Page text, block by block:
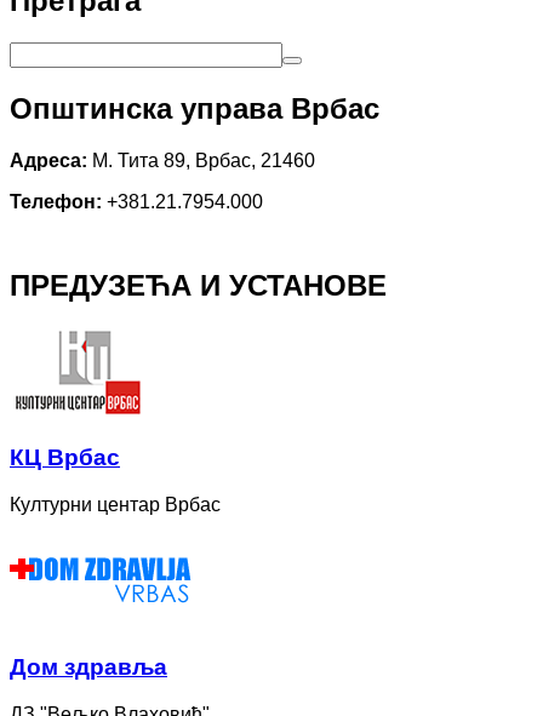
Општинска управа Врбас
Адреса: М. Тита 89, Врбас, 21460
Телефон: +381.21.7954.000
ПРЕДУЗЕЋА И УСТАНОВЕ
КЦ Врбас
Културни центар Врбас
Дом здравља